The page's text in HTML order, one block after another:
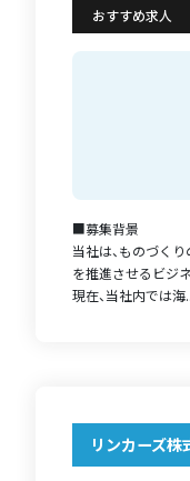
おすすめ求人
■募集背景
当社は、ものづく
を推進させるビジ
現在、当社内では海
リンカーズ株